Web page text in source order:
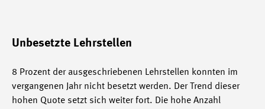
Unbesetzte Lehrstellen
8 Prozent der ausgeschriebenen Lehrstellen konnten im
vergangenen Jahr nicht besetzt werden. Der Trend dieser
hohen Quote setzt sich weiter fort. Die hohe Anzahl